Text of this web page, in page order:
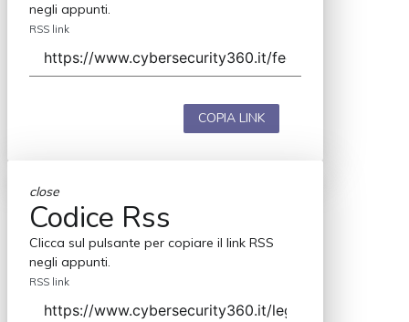
negli appunti.
RSS link
COPIA LINK
close
Codice Rss
Clicca sul pulsante per copiare il link RSS
negli appunti.
RSS link